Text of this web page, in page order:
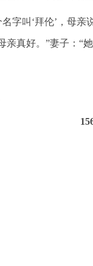
字叫‘拜伦’，母
亲真好。”妻子：“